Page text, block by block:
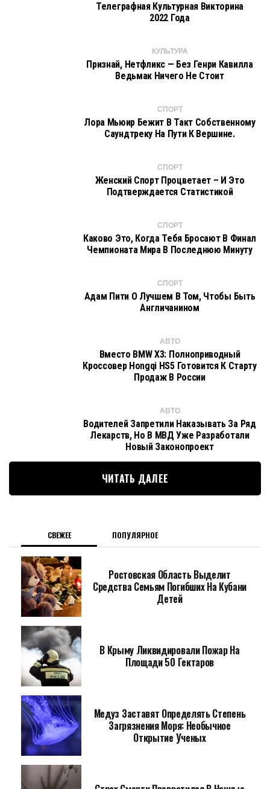
Телеграфная Культурная Викторина
2022 Года
КУЛЬТУРА
Признай, Нетфликс — Без Генри Кавилла
Ведьмак Ничего Не Стоит
СПОРТ
Лора Мьюир Бежит В Такт Собственному
Саундтреку На Пути К Вершине.
СПОРТ
Женский Спорт Процветает – И Это
Подтверждается Статистикой
СПОРТ
Каково Это, Когда Тебя Бросают В Финал
Чемпионата Мира В Последнюю Минуту
СПОРТ
Адам Пити О Лучшем В Том, Чтобы Быть
Англичанином
АВТО
Вместо BMW X3: Полноприводный
Кроссовер Hongqi HS5 Готовится К Старту
Продаж В России
АВТО
Водителей Запретили Наказывать За Ряд
Лекарств, Но В МВД Уже Разработали
Новый Законопроект
ЧИТАТЬ ДАЛЕЕ
СВЕЖЕЕ ПОПУЛЯРНОЕ
Ростовская Область Выделит
Средства Семьям Погибших На Кубани
Детей
В Крыму Ликвидировали Пожар На
Площади 50 Гектаров
Медуз Заставят Определять Степень
Загрязнения Моря: Необычное
Открытие Ученых